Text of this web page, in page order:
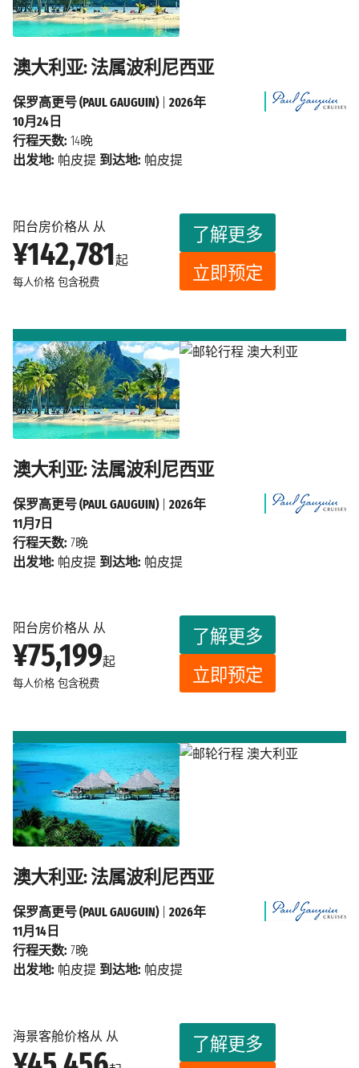
澳大利亚: 法属波利尼西亚
阳台房价格从 从
¥142,781起
每人价格 包含税费
了解更多
立即预定
保罗高更号 (PAUL GAUGUIN)| 2026年
10月24日
行程天数: 14晚
出发地: 帕皮提 到达地: 帕皮提
澳大利亚: 法属波利尼西亚
阳台房价格从 从
¥75,199起
每人价格 包含税费
了解更多
立即预定
保罗高更号 (PAUL GAUGUIN)| 2026年
11月7日
行程天数: 7晚
出发地: 帕皮提 到达地: 帕皮提
澳大利亚: 法属波利尼西亚
海景客舱价格从 从 了解更多
保罗高更号 (PAUL GAUGUIN)| 2026年
11月14日
行程天数: 7晚
出发地: 帕皮提 到达地: 帕皮提